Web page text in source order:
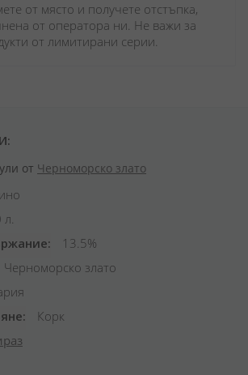
от място и получете отстъпка,
от оператора ни. Не важи за
от лимитирани серии.
от Черноморско злато
л.
13.5%
Черноморско злато
Корк